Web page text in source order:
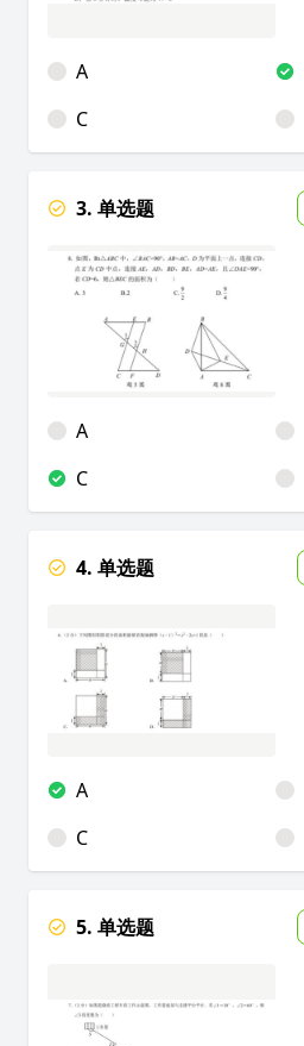
A
C
3. 单选题
A
C
4. 单选题
A
C
5. 单选题